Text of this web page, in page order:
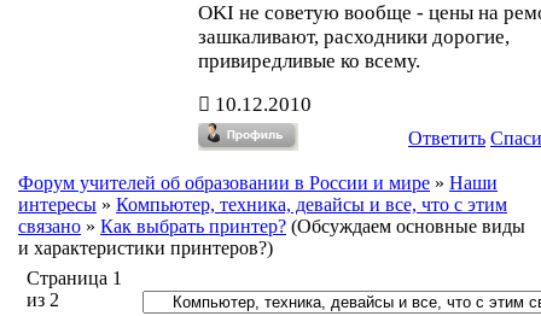
OKI не советую вообще - цены на
зашкаливают, расходники дорогие,
привиредливые ко всему.
10.12.2010
Ответить
Форум учителей об образовании в России и мире » Наши
интересы » Компьютер, техника, девайсы и все, что с этим
связано » Как выбрать принтер? (Обсуждаем основные виды
и характеристики принтеров?)
Страница 1
из 2